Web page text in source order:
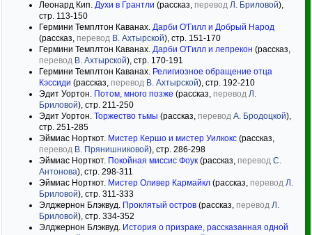
Леонард Кип. Духи в Грантли (рассказ, перевод Л. Бриловой),
стр. 113-150
Гермини Темплтон Каванах. Дарби О'Гилл и Добрый Народ
(рассказ, перевод В. Ахтырской), стр. 151-170
Гермини Темплтон Каванах. Дарби О'Гилл и лепрекон (рассказ,
перевод В. Ахтырской), стр. 170-191
Гермини Темплтон Каванах. Религиозное обращение отца
Кэссиди (рассказ, перевод В. Ахтырской), стр. 192-210
Эдит Уортон. Потом, много позже (рассказ, перевод Л.
Бриловой), стр. 211-250
Эдит Уортон. Торжество тьмы (рассказ, перевод А. Бродоцкой),
стр. 251-285
Эймиас Норткот. Мистер Кершо и мистер Уилкокс (рассказ,
перевод В. Прянишниковой), стр. 286-298
Эймиас Норткот. Покойная миссис Фоук (рассказ, перевод С.
Антонова), стр. 298-311
Эймиас Норткот. Мистер Оливер Кармайкл (рассказ, перевод Л.
Бриловой), стр. 311-333
Элджернон Блэквуд. Проклятый остров (рассказ, перевод Л.
Бриловой), стр. 334-352
Элджернон Блэквуд. История о призраке, рассказанная одной